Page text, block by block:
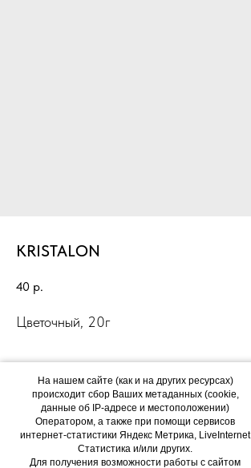
KRISTALON
40 р.
Цветочный, 20г
Политика конфиденциальности
Питомник "Арт Forest"
На нашем сайте (как и на других ресурсах)
происходит сбор Ваших метаданных (cookie,
данные об IP-адресе и местоположении)
Оператором, а также при помощи сервисов
интернет-статистики Яндекс Метрика, LiveInternet
Статистика и/или других.
Для получения возможности работы с сайтом